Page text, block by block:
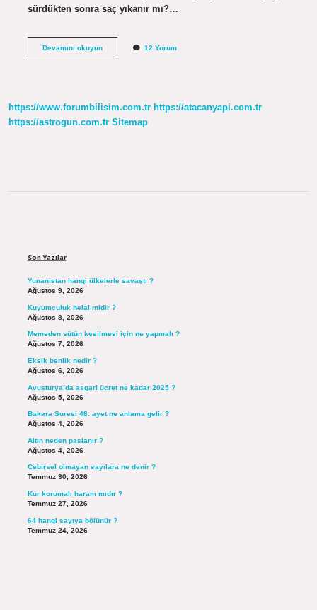
sürdükten sonra saç yıkanır mı?…
Devamını okuyunKeratin
12 Yorum
https://www.forumbilisim.com.tr https://atacanyapi.com.tr
https://astrogun.com.tr Sitemap
Son Yazılar
Yunanistan hangi ülkelerle savaştı ?
Ağustos 9, 2026
Kuyumculuk helal midir ?
Ağustos 8, 2026
Memeden sütün kesilmesi için ne yapmalı ?
Ağustos 7, 2026
Eksik benlik nedir ?
Ağustos 6, 2026
Avusturya’da asgari ücret ne kadar 2025 ?
Ağustos 5, 2026
Bakara Suresi 48. ayet ne anlama gelir ?
Ağustos 4, 2026
Altın neden paslanır ?
Ağustos 4, 2026
Cebirsel olmayan sayılara ne denir ?
Temmuz 30, 2026
Kur korumalı haram mıdır ?
Temmuz 27, 2026
64 hangi sayıya bölünür ?
Temmuz 24, 2026